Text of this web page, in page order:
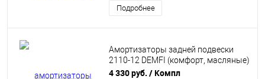
Подробнее
Амортизаторы задней подвески
2110-12 DEMFI (комфорт, масляные)
2шт SRC1000
4 330 руб. / Компл